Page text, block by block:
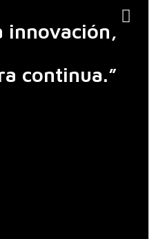
innovación,
continua.”